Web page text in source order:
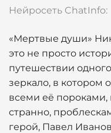
Нейросеть ChatInfo:
«Мертвые души»
это не просто
путешествии
зеркало, в котором
всеми её пороками,
странно,
герой, Павел